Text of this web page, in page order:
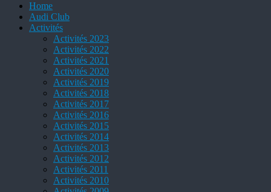
Home
Audi Club
Activités
Activités 2023
Activités 2022
Activités 2021
Activités 2020
Activités 2019
Activités 2018
Activités 2017
Activités 2016
Activités 2015
Activités 2014
Activités 2013
Activités 2012
Activités 2011
Activités 2010